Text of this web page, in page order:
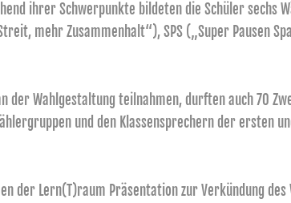
ihrer Schwerpunkte bildeten die Schüler sechs
mehr Zusammenhalt“), SPS („Super Pausen
Wahlgestaltung teilnahmen, durften auch 70
und den Klassensprechern der ersten
der Lern(T)raum Präsentation zur Verkündung